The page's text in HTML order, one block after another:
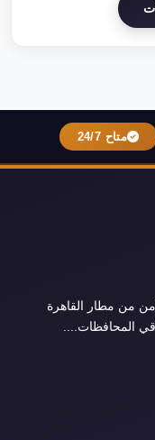
متاح 24/7
من مطار القاهرة
المحافظات....